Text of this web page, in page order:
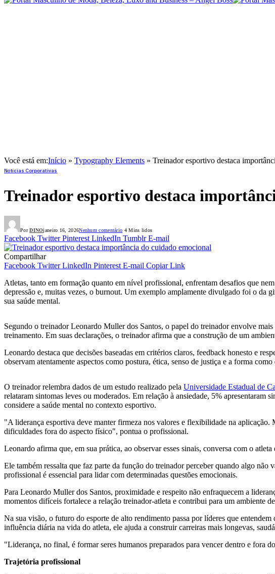
Você está em:Início » Typography Elements » Treinador esportivo destaca
Notícias Corporativas
Treinador esportivo destaca
Por DINOjaneiro 16, 2026Nenhum comentário 4 Mins lidos
Facebook Twitter Pinterest LinkedIn Tumblr E-mail
Compartilhar
Facebook Twitter LinkedIn Pinterest E-mail Copiar Link
Atletas, tanto em formação quanto em nível profissional, enfrentam desafios que
depressão e, muitas vezes, o burnout. Um exemplo amplamente divulgado foi o da
sua saúde mental.
Segundo o treinador Leonardo Muller dos Santos, o papel do treinador envolve
treinamento. Em suas declarações, o treinador afirma que a construção de um
Leonardo destaca que decisões baseadas em critérios claros, feedback honesto e
observam atentamente aspectos como postura, ética, senso de justiça e a forma
O treinador relembra dados de um estudo realizado pela Universidade Estadual de
relataram sintomas leves ou moderados. Em relação à ansiedade, 5% apresentaram
considere a saúde mental no contexto esportivo.
"A liderança esportiva deve manter firmeza nos valores e flexibilidade na
dificuldades fora do aspecto físico", pontua o profissional.
Leonardo afirma que, em sua prática, ao observar esses sinais, conversa com o
Ele também ressalta que faz parte da função do treinador perceber quando algo
profissional é essencial para lidar com determinadas questões emocionais.
Para Leonardo Muller dos Santos, proximidade e respeito não enfraquecem a
momentos difíceis fortalece a relação treinador-atleta e contribui para um ambiente
Na sua visão, o futuro do esporte de alto rendimento passa por líderes que
influência diária na vida do atleta, ele ajuda a construir carreiras mais longevas,
"Liderança, no final, é formar seres humanos preparados para vencer dentro e fora
Trajetória profissional